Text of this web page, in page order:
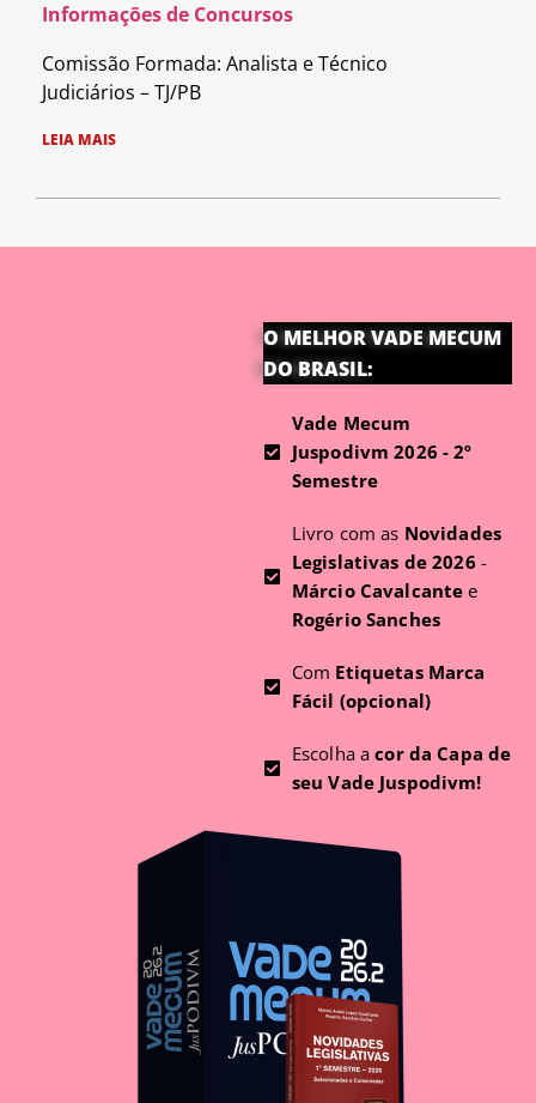
Informações de Concursos
Comissão Formada: Analista e Técnico
Judiciários – TJ/PB
LEIA MAIS
O MELHOR VADE MECUM
DO BRASIL:
Vade Mecum
Juspodivm 2026 - 2º
Semestre
Livro com as Novidades
Legislativas de 2026 -
Márcio Cavalcante e
Rogério Sanches
Com Etiquetas Marca
Fácil (opcional)
Escolha acor da Capa de
seu Vade Juspodivm!